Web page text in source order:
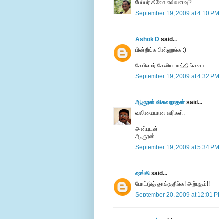
பேப்பர் கிலோ எவ்வளவு?
September 19, 2009 at 4:10 PM
Ashok D said...
பின்றீங்க பின்னுங்க :)
கேபிளார் கேலிய பாத்திங்களா...
September 19, 2009 at 4:32 PM
ஆரூரன் விசுவநாதன் said...
வலிமையான வரிகள்.
அன்புடன்
ஆரூரன்
September 19, 2009 at 5:34 PM
ஷங்கி said...
போட்டுத் தாக்குறீங்க! அற்புதம்!!
September 20, 2009 at 12:01